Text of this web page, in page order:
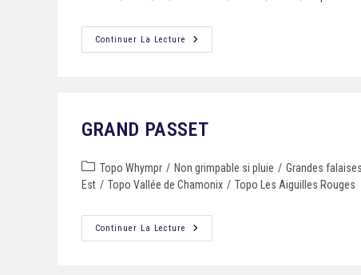
Continuer La Lecture
GRAND PASSET
Topo Whympr / Non grimpable si pluie / Grandes falaises
Est / Topo Vallée de Chamonix / Topo Les Aiguilles Rouges
Continuer La Lecture